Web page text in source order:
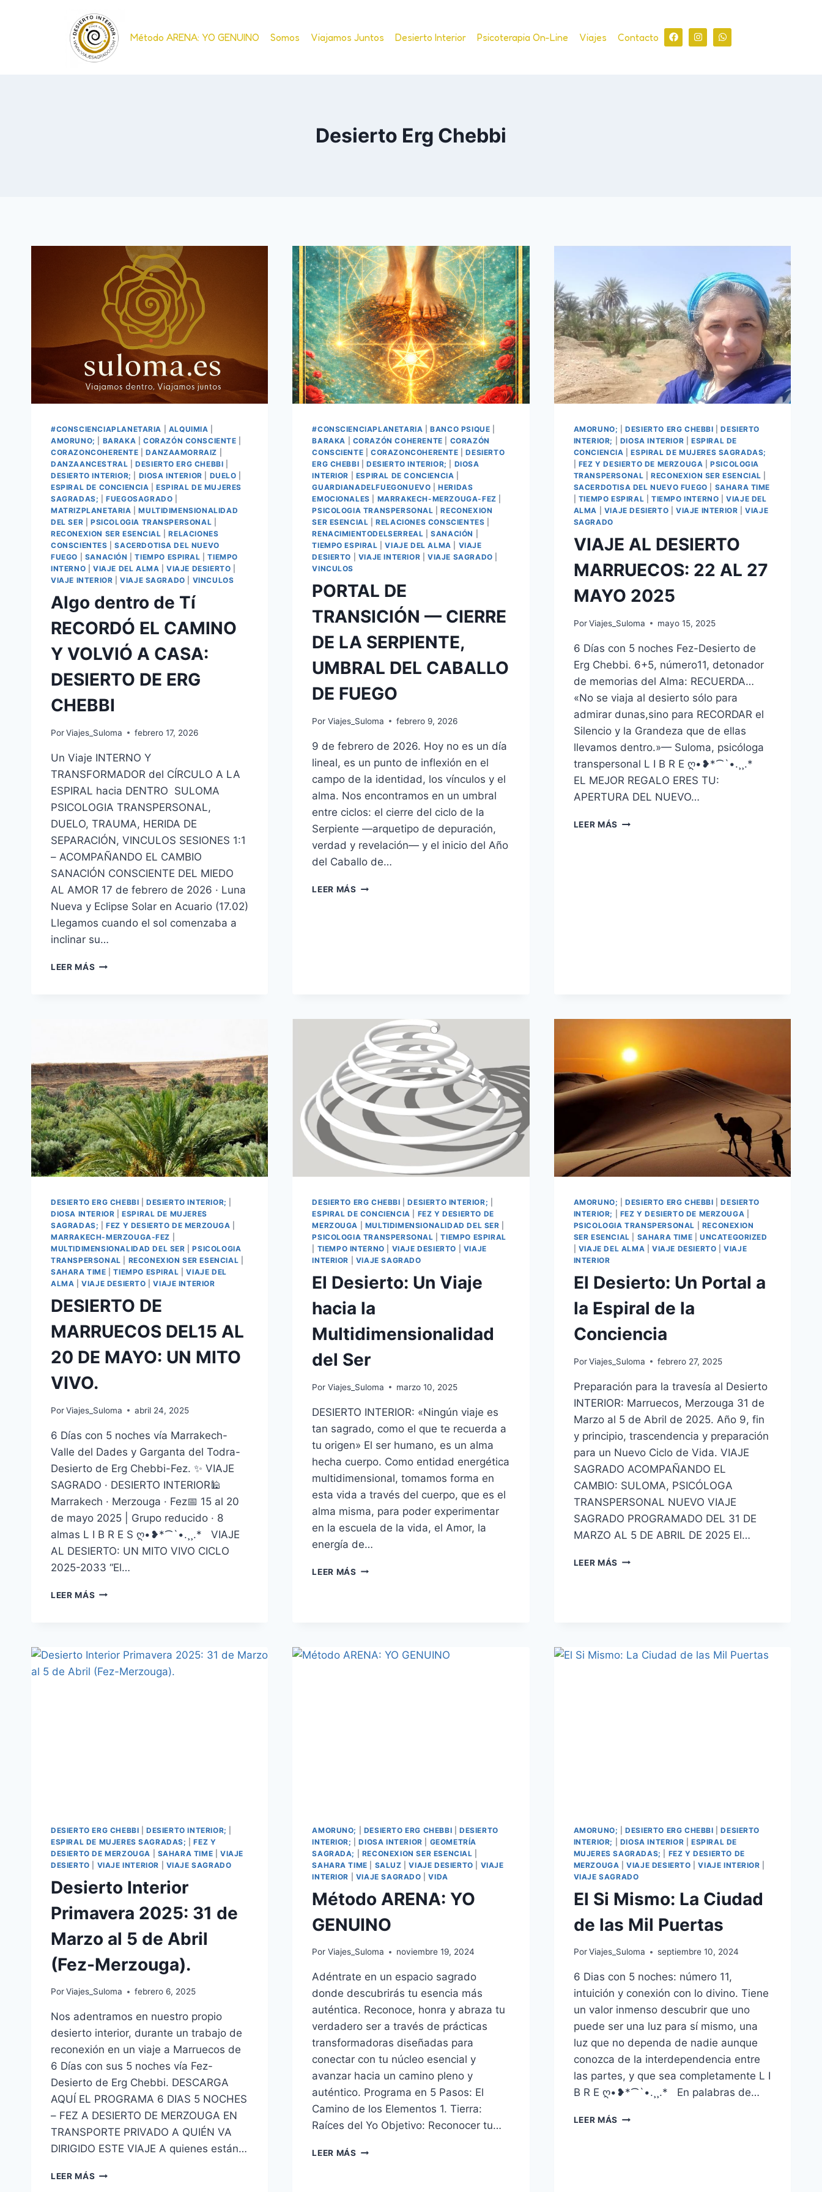
Método ARENA: YO GENUINO Somos Viajamos Juntos Desierto Interior Psicoterapia On-Line Viajes Contacto
Desierto Erg Chebbi
#CONSCIENCIAPLANETARIA ALQUIMIA
AMORUNO;
BARAKA CORAZÓN CONSCIENTE
CORAZONCOHERENTE |DANZAAMORRAIZ
DANZAANCESTRAL |DESIERTO ERG CHEBBI
DESIERTO INTERIOR;
DIOSA INTERIOR DUELO
ESPIRAL DE CONCIENCIA |ESPIRAL DE MUJERES
SAGRADAS; |FUEGOSAGRADO
MATRIZPLANETARIA |MULTIDIMENSIONALIDAD
DEL SER
PSICOLOGIA TRANSPERSONAL
RECONEXION SER ESENCIAL |RELACIONES
CONSCIENTES |SACERDOTISA DEL NUEVO
FUEGO
SANACIÓN |TIEMPO ESPIRAL |TIEMPO
INTERNO
VIAJE DEL ALMA |VIAJE DESIERTO
VIAJE INTERIOR |VIAJE SAGRADO VINCULOS
Algo dentro de Tí
RECORDÓ EL CAMINO
Y VOLVIÓ A CASA:
DESIERTO DE ERG
CHEBBI
PorViajes_Suloma febrero 17, 2026
Un Viaje INTERNO Y
TRANSFORMADOR del CÍRCULO A LA
ESPIRAL hacia DENTRO SULOMA
PSICOLOGIA TRANSPERSONAL,
DUELO, TRAUMA, HERIDA DE
SEPARACIÓN, VINCULOS SESIONES 1:1
– ACOMPAÑANDO EL CAMBIO
SANACIÓN CONSCIENTE DEL MIEDO
AL AMOR 17 de febrero de 2026 · Luna
Nueva y Eclipse Solar en Acuario (17.02)
Llegamos cuando el sol comenzaba a
inclinar su…
LEER MÁS
#CONSCIENCIAPLANETARIA |BANCO PSIQUE
BARAKA
CORAZÓN COHERENTE
CORAZÓN
CONSCIENTE |CORAZONCOHERENTE |DESIERTO
ERG CHEBBI |DESIERTO INTERIOR;
DIOSA
INTERIOR
ESPIRAL DE CONCIENCIA
GUARDIANADELFUEGONUEVO |HERIDAS
EMOCIONALES
MARRAKECH-MERZOUGA-FEZ
PSICOLOGIA TRANSPERSONAL |RECONEXION
SER ESENCIAL |RELACIONES CONSCIENTES
RENACIMIENTODELSERREAL |SANACIÓN
TIEMPO ESPIRAL |VIAJE DEL ALMA
VIAJE
DESIERTO
VIAJE INTERIOR |VIAJE SAGRADO
VINCULOS
PORTAL DE
TRANSICIÓN — CIERRE
DE LA SERPIENTE,
UMBRAL DEL CABALLO
DE FUEGO
Por Viajes_Suloma febrero 9, 2026
9 de febrero de 2026. Hoy no es un día
lineal, es un punto de inflexión en el
campo de la identidad, los vínculos y el
alma. Nos encontramos en un umbral
entre ciclos: el cierre del ciclo de la
Serpiente —arquetipo de depuración,
verdad y revelación— y el inicio del Año
del Caballo de…
LEER MÁS
AMORUNO; |DESIERTO ERG CHEBBI |DESIERTO
INTERIOR;
DIOSA INTERIOR
ESPIRAL DE
CONCIENCIA |ESPIRAL DE MUJERES SAGRADAS;
FEZ Y DESIERTO DE MERZOUGA |PSICOLOGIA
TRANSPERSONAL |RECONEXION SER ESENCIAL
SACERDOTISA DEL NUEVO FUEGO
SAHARA TIME
TIEMPO ESPIRAL TIEMPO INTERNO |VIAJE DEL
ALMA
VIAJE DESIERTO VIAJE INTERIOR |VIAJE
SAGRADO
VIAJE AL DESIERTO
MARRUECOS: 22 AL 27
MAYO 2025
Por Viajes_Suloma mayo 15, 2025
6 Días con 5 noches Fez-Desierto de
Erg Chebbi. 6+5, número11, detonador
de memorias del Alma: RECUERDA…
«No se viaja al desierto sólo para
admirar dunas,sino para RECORDAR el
Silencio y la Grandeza que de ellas
llevamos dentro.»— Suloma, psicóloga
transpersonal L I B R E ღ•❥*⁀`•.¸¸.*
EL MEJOR REGALO ERES TU:
APERTURA DEL NUEVO…
LEER MÁS
DESIERTO ERG CHEBBI |DESIERTO INTERIOR;
DIOSA INTERIOR |ESPIRAL DE MUJERES
SAGRADAS; |FEZ Y DESIERTO DE MERZOUGA
MARRAKECH-MERZOUGA-FEZ
MULTIDIMENSIONALIDAD DEL SER |PSICOLOGIA
TRANSPERSONAL
RECONEXION SER ESENCIAL
SAHARA TIME |TIEMPO ESPIRAL |VIAJE DEL
ALMA |VIAJE DESIERTO |VIAJE INTERIOR
DESIERTO DE
MARRUECOS DEL15 AL
20 DE MAYO: UN MITO
VIVO.
PorViajes_Suloma abril 24, 2025
6 Días con 5 noches vía Marrakech-
Valle del Dades y Garganta del Todra-
Desierto de Erg Chebbi-Fez. ✨ VIAJE
SAGRADO · DESIERTO INTERIOR🕌
Marrakech · Merzouga · Fez📅 15 al 20
de mayo 2025 | Grupo reducido · 8
almas L I B R E S ღ•❥*⁀`•.¸¸.* VIAJE
AL DESIERTO: UN MITO VIVO CICLO
2025-2033 “El…
LEER MÁS
DESIERTO ERG CHEBBI |DESIERTO INTERIOR;
ESPIRAL DE CONCIENCIA
FEZ Y DESIERTO DE
MERZOUGA
MULTIDIMENSIONALIDAD DEL SER
PSICOLOGIA TRANSPERSONAL |TIEMPO ESPIRAL
TIEMPO INTERNO VIAJE DESIERTO
VIAJE
INTERIOR
VIAJE SAGRADO
El Desierto: Un Viaje
hacia la
Multidimensionalidad
del Ser
Por Viajes_Suloma marzo 10, 2025
DESIERTO INTERIOR: «Ningún viaje es
tan sagrado, como el que te recuerda a
tu origen» El ser humano, es un alma
hecha cuerpo. Como entidad energética
multidimensional, tomamos forma en
esta vida a través del cuerpo, que es el
alma misma, para poder experimentar
en la escuela de la vida, el Amor, la
energía de…
LEER MÁS
AMORUNO; |DESIERTO ERG CHEBBI |DESIERTO
INTERIOR;
FEZ Y DESIERTO DE MERZOUGA
PSICOLOGIA TRANSPERSONAL
RECONEXION
SER ESENCIAL
SAHARA TIME
UNCATEGORIZED
VIAJE DEL ALMA VIAJE DESIERTO |VIAJE
INTERIOR
El Desierto: Un Portal a
la Espiral de la
Conciencia
Por Viajes_Suloma febrero 27, 2025
Preparación para la travesía al Desierto
INTERIOR: Marruecos, Merzouga 31 de
Marzo al 5 de Abril de 2025. Año 9, fin
y principio, trascendencia y preparación
para un Nuevo Ciclo de Vida. VIAJE
SAGRADO ACOMPAÑANDO EL
CAMBIO: SULOMA, PSICÓLOGA
TRANSPERSONAL NUEVO VIAJE
SAGRADO PROGRAMADO DEL 31 DE
MARZO AL 5 DE ABRIL DE 2025 El…
LEER MÁS
DESIERTO ERG CHEBBI |DESIERTO INTERIOR;
ESPIRAL DE MUJERES SAGRADAS;
|FEZ Y
DESIERTO DE MERZOUGA
SAHARA TIME |VIAJE
DESIERTO
VIAJE INTERIOR VIAJE SAGRADO
Desierto Interior
Primavera 2025: 31 de
Marzo al 5 de Abril
(Fez-Merzouga).
PorViajes_Suloma febrero 6, 2025
Nos adentramos en nuestro propio
desierto interior, durante un trabajo de
reconexión en un viaje a Marruecos de
6 Días con sus 5 noches vía Fez-
Desierto de Erg Chebbi. DESCARGA
AQUÍ EL PROGRAMA 6 DIAS 5 NOCHES
– FEZ A DESIERTO DE MERZOUGA EN
TRANSPORTE PRIVADO A QUIÉN VA
DIRIGIDO ESTE VIAJE A quienes están…
LEER MÁS
AMORUNO; DESIERTO ERG CHEBBI
DESIERTO
INTERIOR;
|DIOSA INTERIOR
GEOMETRÍA
SAGRADA;
RECONEXION SER ESENCIAL
SAHARA TIME
SALUZ |VIAJE DESIERTO
VIAJE
INTERIOR
VIAJE SAGRADO |VIDA
Método ARENA: YO
GENUINO
Por Viajes_Suloma noviembre 19, 2024
Adéntrate en un espacio sagrado
donde descubrirás tu esencia más
auténtica. Reconoce, honra y abraza tu
verdadero ser a través de prácticas
transformadoras diseñadas para
conectar con tu núcleo esencial y
avanzar hacia un camino pleno y
auténtico. Programa en 5 Pasos: El
Camino de los Elementos 1. Tierra:
Raíces del Yo Objetivo: Reconocer tu…
LEER MÁS
AMORUNO; |DESIERTO ERG CHEBBI |DESIERTO
INTERIOR;
DIOSA INTERIOR
ESPIRAL DE
MUJERES SAGRADAS;
FEZ Y DESIERTO DE
MERZOUGA |VIAJE DESIERTO |VIAJE INTERIOR
VIAJE SAGRADO
El Si Mismo: La Ciudad
de las Mil Puertas
Por Viajes_Suloma septiembre 10, 2024
6 Dias con 5 noches: número 11,
intuición y conexión con lo divino. Tiene
un valor inmenso descubrir que uno
puede ser una luz para sí mismo, una
luz que no dependa de nadie aunque
conozca de la interdependencia entre
las partes, y que sea completamente L I
B R E ღ•❥*⁀`•.¸¸.* En palabras de…
LEER MÁS